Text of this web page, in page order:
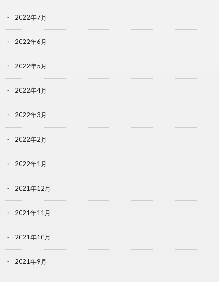
2022年7月
2022年6月
2022年5月
2022年4月
2022年3月
2022年2月
2022年1月
2021年12月
2021年11月
2021年10月
2021年9月